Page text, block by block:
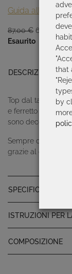
Guida alle taglie
87,00€ Il
prezzo
originale
87,00 €.
60,90€Il
è:
Esaurito
DESCRIZIONE
Top dal taglio
e ferretto per un
sono decorate con
Sempre di
grazie al colore e
SPECIFICHE DEL
ISTRUZIONI PER
COMPOSIZIONE
that
by